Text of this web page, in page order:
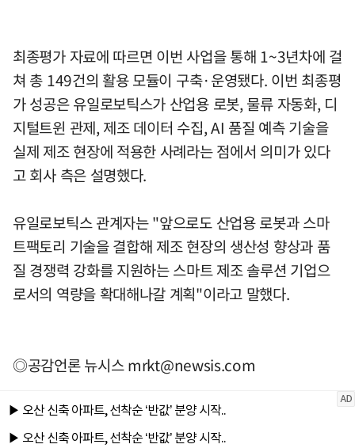
최종평가 자료에 따르면 이번 사업을 통해 1~3년차에 걸
쳐 총 149건의 활용 모듈이 구축·운영됐다. 이번 최종평
가 성공은 유일로보틱스가 산업용 로봇, 물류 자동화, 디
지털트윈 관제, 제조 데이터 수집, AI 품질 예측 기술을
실제 제조 현장에 적용한 사례라는 점에서 의미가 있다
고 회사 측은 설명했다.
유일로보틱스 관계자는 "앞으로도 산업용 로봇과 스마
트팩토리 기술을 결합해 제조 현장의 생산성 향상과 품
질 경쟁력 강화를 지원하는 스마트 제조 솔루션 기업으
로서의 역량을 확대해나갈 계획"이라고 말했다.
◎공감언론 뉴시스mrkt@newsis.com